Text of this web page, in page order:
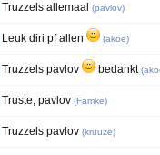
Truzzels allemaal (pavlov)
Leuk diri pf allen (akoe)
Truzzels pavlov bedankt (
Truste, pavlov (Famke)
Truzzels pavlov (kruuze)